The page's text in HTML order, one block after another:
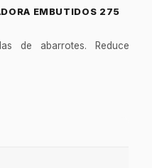
EMBUTIDOS 275
de abarrotes. Reduce